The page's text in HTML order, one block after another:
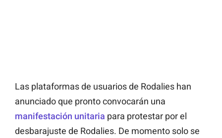
Las plataformas de usuarios de Rodalies han
anunciado que pronto convocarán una
manifestación unitaria para protestar por el
desbarajuste de Rodalies. De momento solo se